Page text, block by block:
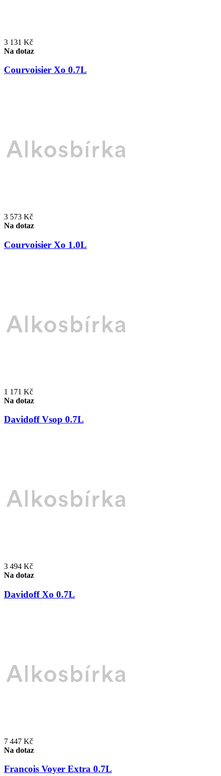
3 131 Kč
Na dotaz
Courvoisier Xo 0.7L
3 573 Kč
Na dotaz
Courvoisier Xo 1.0L
1 171 Kč
Na dotaz
Davidoff Vsop 0.7L
3 494 Kč
Na dotaz
Davidoff Xo 0.7L
7 447 Kč
Na dotaz
Francois Voyer Extra 0.7L